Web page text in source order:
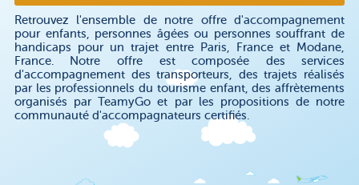
Retrouvez l'ensemble de notre offre d'accompagnement
pour enfants, personnes âgées ou personnes souffrant de
handicaps pour un trajet entre Paris, France et Modane,
France. Notre offre est composée des services
d'accompagnement des transporteurs, des trajets réalisés
par les professionnels du tourisme enfant, des affrètements
organisés par TeamyGo et par les propositions de notre
communauté d'accompagnateurs certifiés.